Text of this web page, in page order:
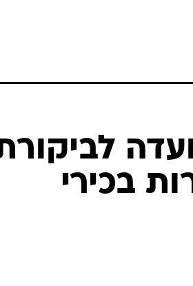
המייל האדום
בכירי